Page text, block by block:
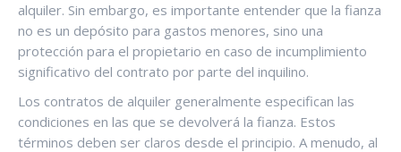
alquiler. Sin embargo, es importante entender que la fianza
no es un depósito para gastos menores, sino una
protección para el propietario en caso de incumplimiento
significativo del contrato por parte del inquilino.
Los contratos de alquiler generalmente especifican las
condiciones en las que se devolverá la fianza. Estos
términos deben ser claros desde el principio. A menudo, al